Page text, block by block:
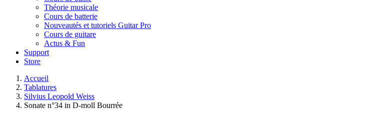
Théorie musicale
Cours de batterie
Nouveautés et tutoriels Guitar Pro
Cours de guitare
Actus & Fun
Support
Store
Accueil
Tablatures
Silvius Leopold Weiss
Sonate n°34 in D-moll Bourrée